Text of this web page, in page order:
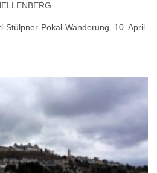
Stülpner-Pokal-Wanderung, 10. April